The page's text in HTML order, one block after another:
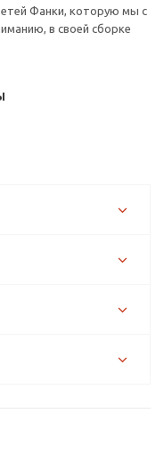
Фанки, которую мы с
в своей сборке